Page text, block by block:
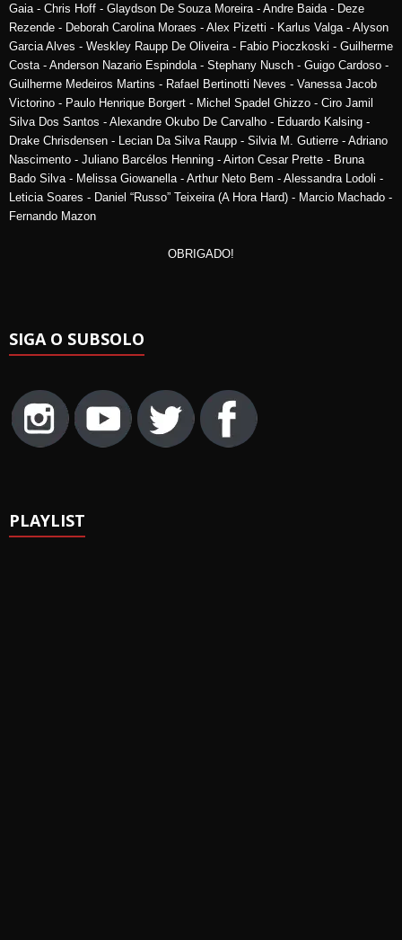
Gaia - Chris Hoff - Glaydson De Souza Moreira - Andre Baida - Deze
Rezende - Deborah Carolina Moraes - Alex Pizetti - Karlus Valga - Alyson
Garcia Alves - Weskley Raupp De Oliveira - Fabio Pioczkoski - Guilherme
Costa - Anderson Nazario Espindola - Stephany Nusch - Guigo Cardoso -
Guilherme Medeiros Martins - Rafael Bertinotti Neves - Vanessa Jacob
Victorino - Paulo Henrique Borgert - Michel Spadel Ghizzo - Ciro Jamil
Silva Dos Santos - Alexandre Okubo De Carvalho - Eduardo Kalsing -
Drake Chrisdensen - Lecian Da Silva Raupp - Silvia M. Gutierre - Adriano
Nascimento - Juliano Barcélos Henning - Airton Cesar Prette - Bruna
Bado Silva - Melissa Giowanella - Arthur Neto Bem - Alessandra Lodoli -
Leticia Soares - Daniel “Russo” Teixeira (A Hora Hard) - Marcio Machado -
Fernando Mazon
OBRIGADO!
SIGA O SUBSOLO
PLAYLIST